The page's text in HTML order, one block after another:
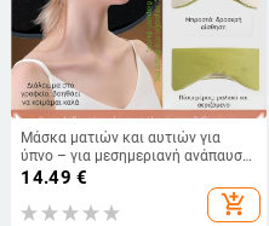
Μάσκα ματιών και αυτιών για
ύπνο – για μεσημεριανή ανάπαυση,
δύο σε ένα, unisex, ελαφριά και
μείωση θορύβου, από ice silk και
ύφασμα Bird's Eye
14.49 €
add_shopping_cart